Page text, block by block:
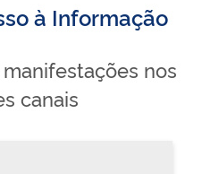
à Informação
nos
canais